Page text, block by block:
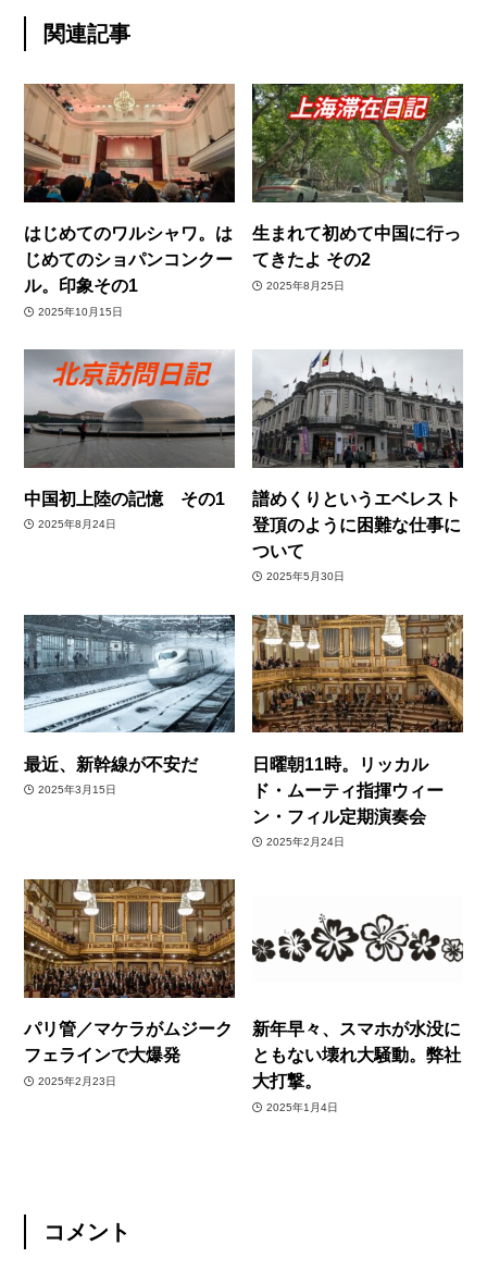
関連記事
はじめてのワルシャワ。は
じめてのショパンコンクー
ル。印象その1
2025年10月15日
生まれて初めて中国に行っ
てきたよ その2
2025年8月25日
中国初上陸の記憶 その1
2025年8月24日
譜めくりというエベレスト
登頂のように困難な仕事に
ついて
2025年5月30日
最近、新幹線が不安だ
2025年3月15日
日曜朝11時。リッカル
ド・ムーティ指揮ウィー
ン・フィル定期演奏会
2025年2月24日
パリ管／マケラがムジーク
フェラインで大爆発
2025年2月23日
新年早々、スマホが水没に
ともない壊れ大騒動。弊社
大打撃。
2025年1月4日
コメント